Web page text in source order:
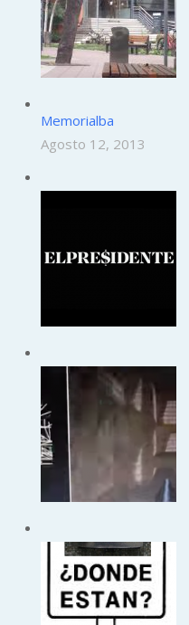
Memorialba
Agosto 12, 2013